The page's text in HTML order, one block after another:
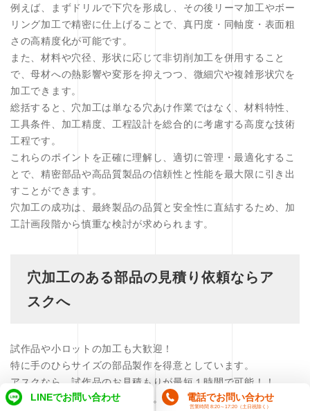
電話でお問い合わせ
LINEでお問い合わせ
例えば、まずドリルで下穴を形成し、その後リーマ加工やボー
リング加工で精密に仕上げることで、真円度・同軸度・表面粗
さの高精度化が可能です。
また、材料や穴径、形状に応じて非切削加工を併用すること
で、母材への熱影響や変形を抑えつつ、微細穴や複雑形状穴を
加工できます。
総括すると、穴加工は単なる穴あけ作業ではなく、材料特性、
工具条件、加工精度、工程設計を総合的に考慮する高度な技術
工程です。
これらのポイントを正確に理解し、適切に管理・最適化するこ
とで、精密部品や高品質製品の信頼性と性能を最大限に引き出
すことができます。
穴加工の成功は、最終製品の品質と安全性に直結するため、加
工計画段階から慎重な検討が求められます。
穴加工のある部品の見積り依頼ならア
スクへ
試作品や小ロットの加工も大歓迎！
特に手のひらサイズの部品製作を得意としています。
アスクなら、試作品のお見積もりが最短１時間で可能！！
お気軽にお問い合わせください。